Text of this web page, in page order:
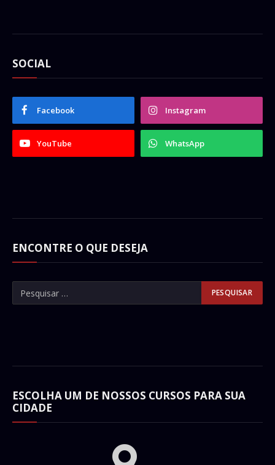
SOCIAL
Facebook Instagram
YouTube WhatsApp
ENCONTRE O QUE DESEJA
ESCOLHA UM DE NOSSOS CURSOS PARA SUA
CIDADE